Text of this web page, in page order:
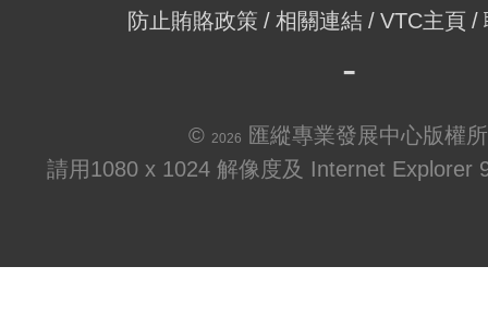
防止賄賂政策
相關連結 VTC主頁
© 2026
匯縱專業發展中心版權
請用1080 x 1024 解像度及 Internet Explorer